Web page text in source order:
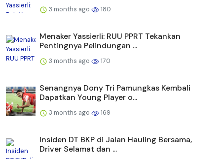
3 months ago 180
Menaker Yassierli: RUU PPRT Tekankan
Pentingnya Pelindungan ...
3 months ago 170
Senangnya Dony Tri Pamungkas Kembali
Dapatkan Young Player o...
3 months ago 169
Insiden DT BKP di Jalan Hauling Bersama,
Driver Selamat dan ...